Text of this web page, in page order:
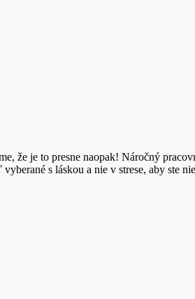
že je to presne naopak! Náročný
s láskou a nie v strese, aby ste